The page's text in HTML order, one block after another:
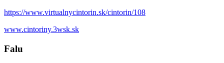
https://www.virtualnycintorin.sk/cintorin/108
www.cintoriny.3wsk.sk
Falu